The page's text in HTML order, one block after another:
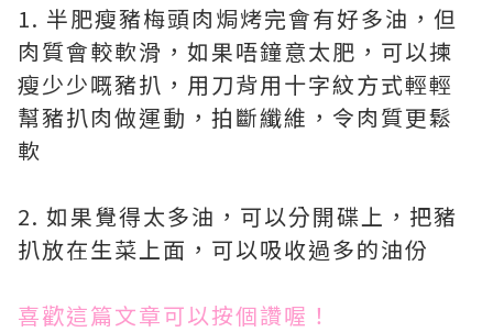
1. 半肥瘦豬梅頭肉焗烤完會有好多油，但
肉質會較軟滑，如果唔鐘意太肥，可以揀
瘦少少嘅豬扒，用刀背用十字紋方式輕輕
幫豬扒肉做運動，拍斷纖維，令肉質更鬆
軟
2. 如果覺得太多油，可以分開碟上，把豬
扒放在生菜上面，可以吸收過多的油份
喜歡這篇文章可以按個讚喔！